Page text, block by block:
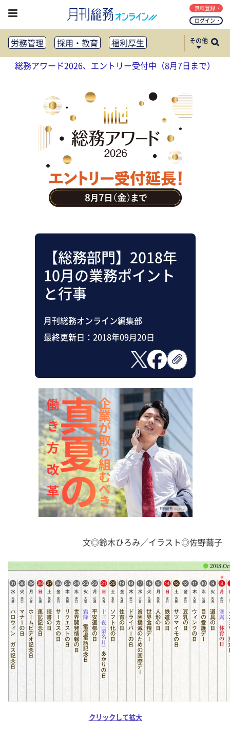
ログイン
無料登録
労務管理 採用・教育
福利厚生
健康経営
働き方改革
法務・コンプライアンス
リスクマネジメント・BCP
社外・社内広報
社外・社内コミュニケーション活性化
FM・オフィス移転
CSR・SDGs
テクノロジー活用・DX
助成金・補助金・コスト削減
アウトソーシング・BPO
調査・レポート
その他
総務アワード2026、エントリー受付中（8月7日まで）
【総務部門】2018年
10月の業務ポイント
と行事
月刊総務オンライン編集部
最終更新日： 2018年09月20日
文◎鈴木ひろみ／イラスト◎佐野繭子
クリックして拡大